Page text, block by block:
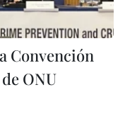
Convención
ONU